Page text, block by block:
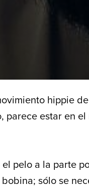
hippie
parece estar en
pelo a la parte
sólo se